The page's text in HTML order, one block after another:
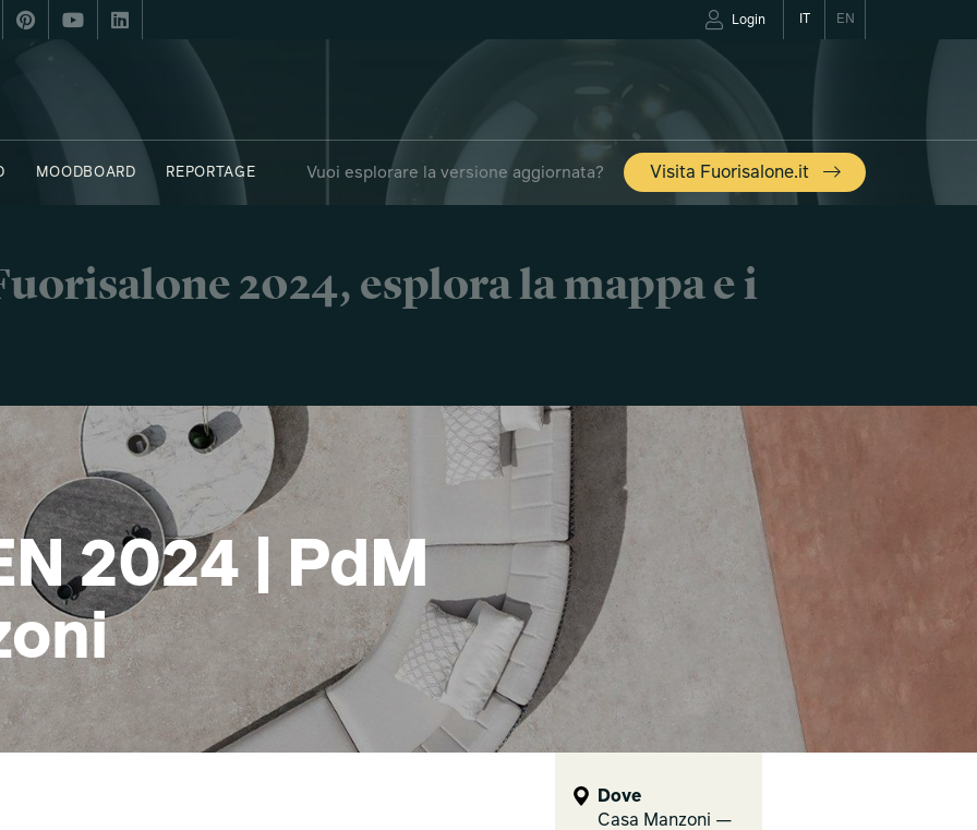
EN
Login
MOODBOARD REPORTAGE Vuoi esplorare la versione aggiornata? Visita Fuorisalone.it
2024, esplora la mappa e i
2024 | PdM
Dove
Casa Manzoni —